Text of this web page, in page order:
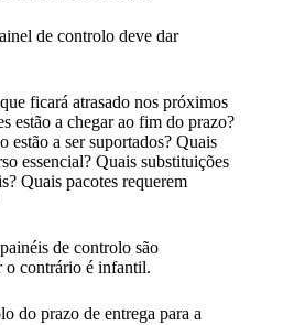
de controlo deve dar
ficará atrasado nos próximos
estão a chegar ao fim do prazo?
estão a ser suportados? Quais
essencial? Quais substituições
Quais pacotes requerem
de controlo são
o contrário é infantil.
do prazo de entrega para a